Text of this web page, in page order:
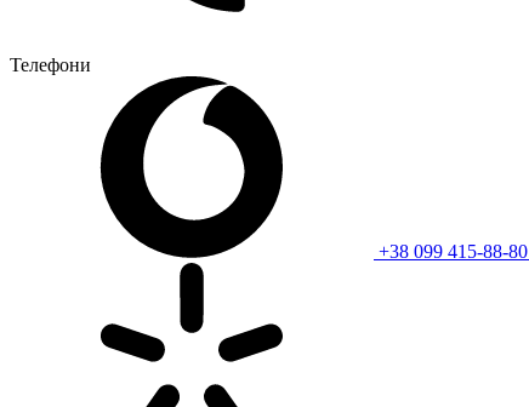
Телефони
+38 099 415-88-80